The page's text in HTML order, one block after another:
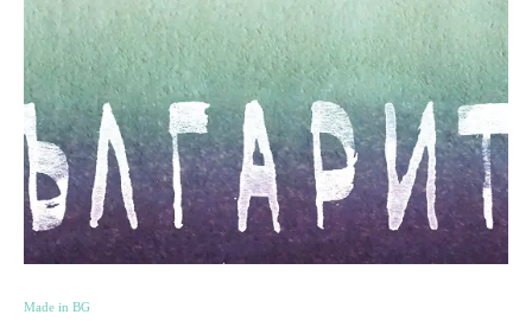
Made in BG